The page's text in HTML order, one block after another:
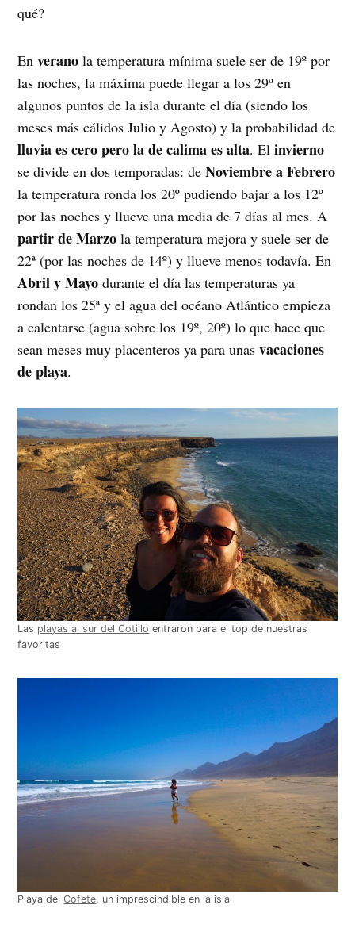
qué?
Enverano la temperatura mínima suele ser de 19º por
las noches, la máxima puede llegar a los 29º en
algunos puntos de la isla durante el día (siendo los
meses más cálidos Julio y Agosto) y la probabilidad de
lluvia es cero pero la de calima es alta. Elinvierno
se divide en dos temporadas: deNoviembre a Febrero
la temperatura ronda los 20º pudiendo bajar a los 12º
por las noches y llueve una media de 7 días al mes. A
partir de Marzo la temperatura mejora y suele ser de
22ª (por las noches de 14º) y llueve menos todavía. En
Abril y Mayodurante el día las temperaturas ya
rondan los 25ª y el agua del océano Atlántico empieza
a calentarse (agua sobre los 19º, 20º) lo que hace que
sean meses muy placenteros ya para unasvacaciones
de playa.
Las playas al sur del Cotillo entraron para el top de nuestras
favoritas
Playa delCofete, un imprescindible en la isla